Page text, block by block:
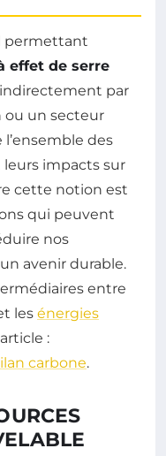
permettant
effet de serre
par
ou un secteur
des
leurs impacts sur
cette notion est
qui peuvent
nos
avenir durable.
entre
les énergies
:
carbone.